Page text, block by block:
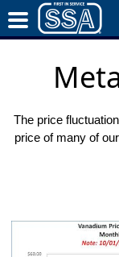
The price
price of many of